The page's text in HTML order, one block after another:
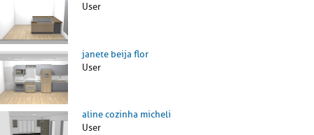
User
janete beija flor
User
aline cozinha micheli
User